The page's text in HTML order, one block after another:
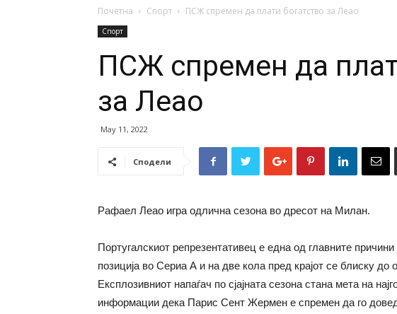
Почетна Спорт ПСЖ спремен да плати богатство за Леао
Спорт
ПСЖ спремен да
за Леао
May 11, 2022
Сподели
Рафаел Леао игра одлична сезона во дресот на Милан.
Португалскиот репрезентативец е една од главните
позиција во Сериа А и на две кола пред крајот се блиску до
Експлозивниот напаѓач по сјајната сезона стана мета на
информации дека Парис Сент Жермен е спремен да го